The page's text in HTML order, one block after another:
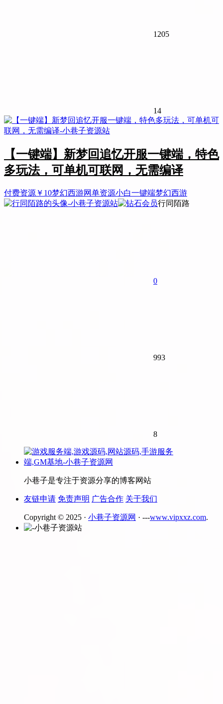
1205
14
【一键端】新梦回追忆开服一键端，特色
多玩法，可单机可联网，无需编译
付费资源 ￥ 10梦幻西游网单资源小白一键端梦幻西游
行同陌路
0
993
8
小巷子是专注于资源分享的博客网站
友链申请 免责声明 广告合作 关于我们
Copyright © 2025 · 小巷子资源网 · ---www.vipxxz.com.